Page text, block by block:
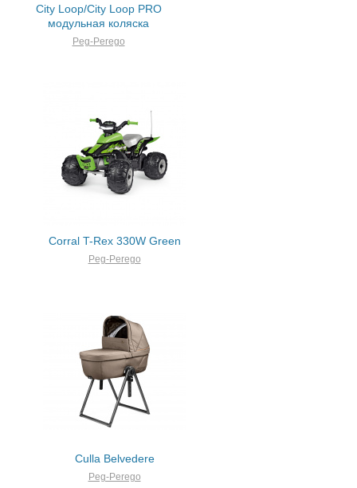
City Loop/City Loop PRO
модульная коляска
Peg-Perego
Corral T-Rex 330W Green
Peg-Perego
Culla Belvedere
Peg-Perego